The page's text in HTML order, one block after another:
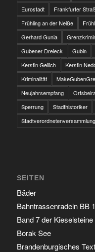
Eurostadt
Frankfurter
Frühling an der Neiße
Gerhard Gunia
Gubener Dreieck
Gubin
Kerstin Geilich
Kerstin
Kriminalität
Neujahrsempfang
Sperrung
Stadthistoriker
Stadtverordnetenversammlung
SEITEN
Bäder
Bahntrassenradeln BB
Band 7 der
Borak See
Brandenburgisches